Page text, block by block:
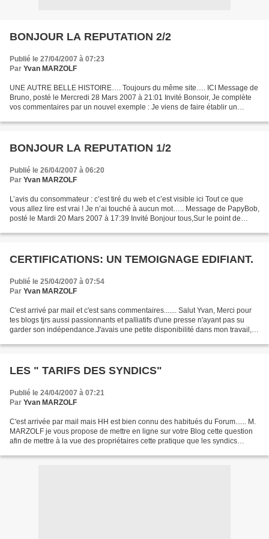
BONJOUR LA REPUTATION 2/2
Publié le 27/04/2007 à 07:23
Par Yvan MARZOLF
UNE AUTRE BELLE HISTOIRE…. Toujours du même site…. ICI Message de
Bruno, posté le Mercredi 28 Mars 2007 à 21:01 Invité Bonsoir, Je complète
vos commentaires par un nouvel exemple : Je viens de faire établir un
BONJOUR LA REPUTATION 1/2
Publié le 26/04/2007 à 06:20
Par Yvan MARZOLF
L’avis du consommateur : c’est tiré du web et c’est visible ici Tout ce que
vous allez lire est vrai ! Je n’ai touché à aucun mot….. Message de PapyBob,
posté le Mardi 20 Mars 2007 à 17:39 Invité Bonjour tous,Sur le point de
CERTIFICATIONS: UN TEMOIGNAGE EDIFIANT.
Publié le 25/04/2007 à 07:54
Par Yvan MARZOLF
C'est arrivé par mail et c'est sans commentaires....... Salut Yvan, Merci pour
tes blogs tjrs aussi passionnants et palliatifs d'une presse n'ayant pas su
garder son indépendance.J'avais une petite disponibilité dans mon travail, le
LES " TARIFS DES SYNDICS"
Publié le 24/04/2007 à 07:21
Par Yvan MARZOLF
C'est arrivée par mail mais HH est bien connu des habitués du Forum...... M.
MARZOLF je vous propose de mettre en ligne sur votre Blog cette question
afin de mettre à la vue des propriétaires cette pratique que les syndics